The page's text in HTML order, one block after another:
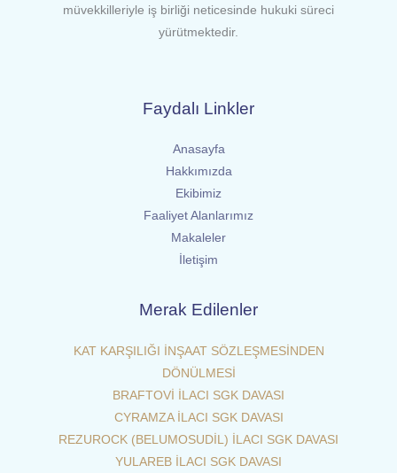
müvekkilleriyle iş birliği neticesinde hukuki süreci
yürütmektedir.
Faydalı Linkler
Anasayfa
Hakkımızda
Ekibimiz
Faaliyet Alanlarımız
Makaleler
İletişim
Merak Edilenler
KAT KARŞILIĞI İNŞAAT SÖZLEŞMESİNDEN
DÖNÜLMESİ
BRAFTOVİ İLACI SGK DAVASI
CYRAMZA İLACI SGK DAVASI
REZUROCK (BELUMOSUDİL) İLACI SGK DAVASI
YULAREB İLACI SGK DAVASI